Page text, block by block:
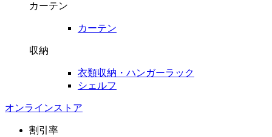
カーテン
カーテン
収納
衣類収納・ハンガーラック
シェルフ
オンラインストア
割引率